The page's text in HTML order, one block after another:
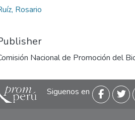
Rosario
Nacional de Promoción del
Siguenos en